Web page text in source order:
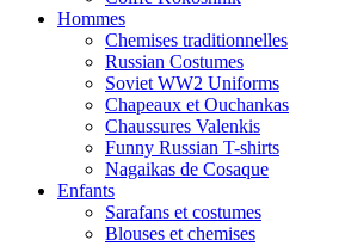
Hommes
Chemises traditionnelles
Russian Costumes
Soviet WW2 Uniforms
Chapeaux et Ouchankas
Chaussures Valenkis
Funny Russian T-shirts
Nagaikas de Cosaque
Enfants
Sarafans et costumes
Blouses et chemises